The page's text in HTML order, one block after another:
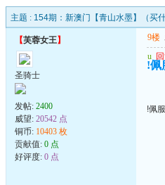
主题 : 154期：新澳门【青山水墨】（买
【芙蓉女王】
圣骑士
发帖: 2400
威望: 20542 点
铜币: 10403 枚
贡献值: 0 点
好评度: 0 点
9楼
u
!佩
!佩